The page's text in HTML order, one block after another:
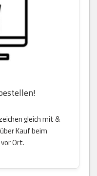
gleich mit &
Kauf beim
Ort.